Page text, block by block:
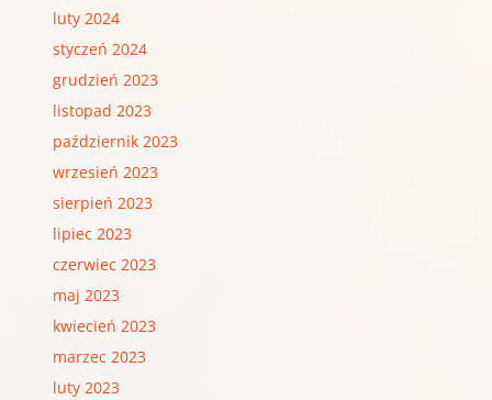
luty 2024
styczeń 2024
grudzień 2023
listopad 2023
październik 2023
wrzesień 2023
sierpień 2023
lipiec 2023
czerwiec 2023
maj 2023
kwiecień 2023
marzec 2023
luty 2023